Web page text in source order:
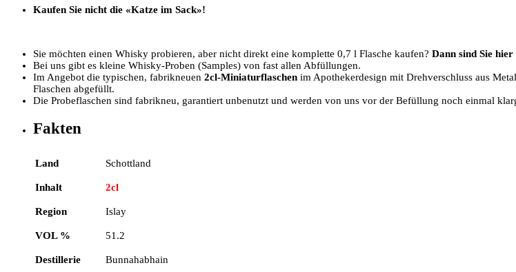
Kaufen Sie nicht die «Katze im Sack»!
Sie möchten einen Whisky probieren, aber nicht direkt eine komplette 0,7 l Flasche kaufen? Dann sind Sie
Bei uns gibt es kleine Whisky-Proben (Samples) von fast allen Abfüllungen.
Im Angebot die typischen, fabrikneuen 2cl-Miniaturflaschen im Apothekerdesign mit Drehverschluss aus
Flaschen abgefüllt.
Die Probeflaschen sind fabrikneu, garantiert unbenutzt und werden von uns vor der Befüllung noch einmal
Fakten
Land Schottland
Inhalt 2cl
Region Islay
VOL % 51.2
Destillerie Bunnahabhain